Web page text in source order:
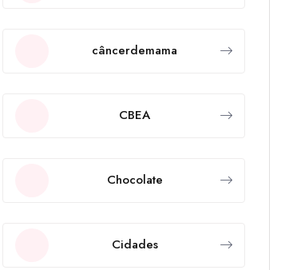
câncerdemama
CBEA
Chocolate
Cidades